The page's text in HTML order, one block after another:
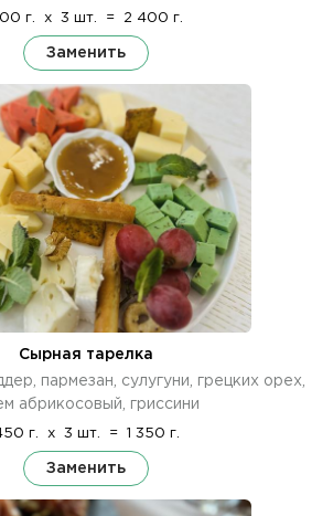
г. x 3 шт. = 2 400 г.
Заменить
Сырная тарелка
пармезан, сулугуни, грецких орех,
абрикосовый, гриссини
г. x 3 шт. = 1 350 г.
Заменить